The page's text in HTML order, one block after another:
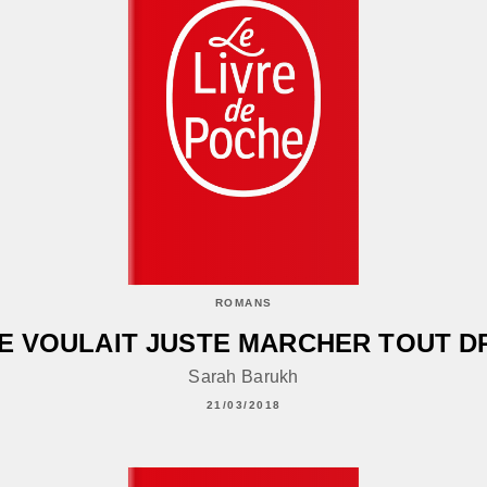
ROMANS
VOULAIT JUSTE MARCHER TOUT
Sarah Barukh
21/03/2018